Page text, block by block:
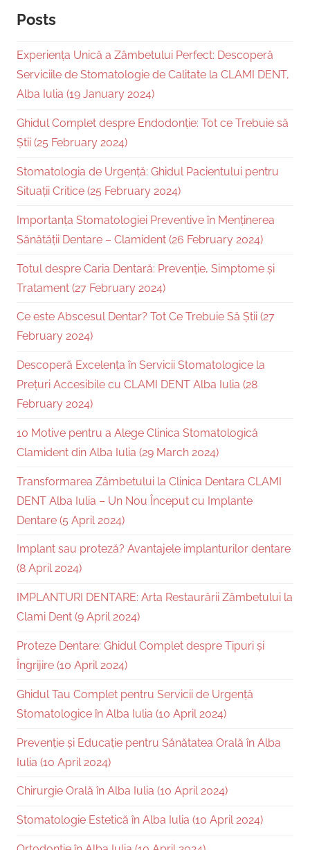
Posts
Experiența Unică a Zâmbetului Perfect: Descoperă
Serviciile de Stomatologie de Calitate la CLAMI DENT,
Alba Iulia (19 January 2024)
Ghidul Complet despre Endodonție: Tot ce Trebuie să
Știi (25 February 2024)
Stomatologia de Urgență: Ghidul Pacientului pentru
Situații Critice (25 February 2024)
Importanța Stomatologiei Preventive în Menținerea
Sănătății Dentare – Clamident (26 February 2024)
Totul despre Caria Dentară: Prevenție, Simptome și
Tratament (27 February 2024)
Ce este Abscesul Dentar? Tot Ce Trebuie Să Știi (27
February 2024)
Descoperă Excelența în Servicii Stomatologice la
Prețuri Accesibile cu CLAMI DENT Alba Iulia (28
February 2024)
10 Motive pentru a Alege Clinica Stomatologică
Clamident din Alba Iulia (29 March 2024)
Transformarea Zâmbetului la Clinica Dentara CLAMI
DENT Alba Iulia – Un Nou Început cu Implante
Dentare (5 April 2024)
Implant sau proteză? Avantajele implanturilor dentare
(8 April 2024)
IMPLANTURI DENTARE: Arta Restaurării Zâmbetului la
Clami Dent (9 April 2024)
Proteze Dentare: Ghidul Complet despre Tipuri și
Îngrijire (10 April 2024)
Ghidul Tau Complet pentru Servicii de Urgență
Stomatologice în Alba Iulia (10 April 2024)
Prevenție și Educație pentru Sănătatea Orală în Alba
Iulia (10 April 2024)
Chirurgie Orală în Alba Iulia (10 April 2024)
Stomatologie Estetică în Alba Iulia (10 April 2024)